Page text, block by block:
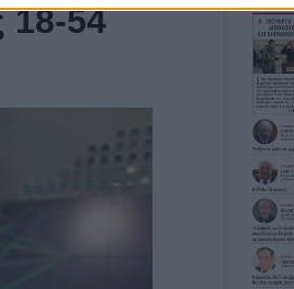
18-54